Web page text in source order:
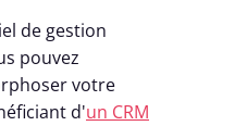
de gestion
pouvez
votre
d'un CRM